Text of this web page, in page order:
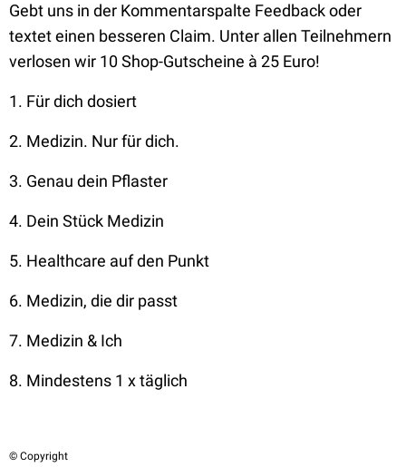
Gebt uns in der Kommentarspalte Feedback oder
textet einen besseren Claim. Unter allen Teilnehmern
verlosen wir 10 Shop-Gutscheine à 25 Euro!
1. Für dich dosiert
2. Medizin. Nur für dich.
3. Genau dein Pflaster
4. Dein Stück Medizin
5. Healthcare auf den Punkt
6. Medizin, die dir passt
7. Medizin & Ich
8. Mindestens 1 x täglich
© Copyright